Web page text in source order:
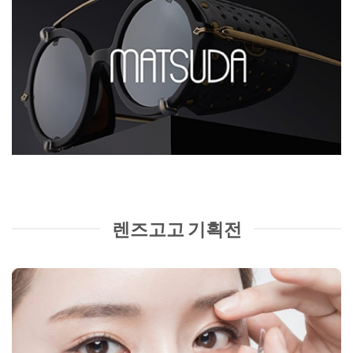
렌즈고고 기획전